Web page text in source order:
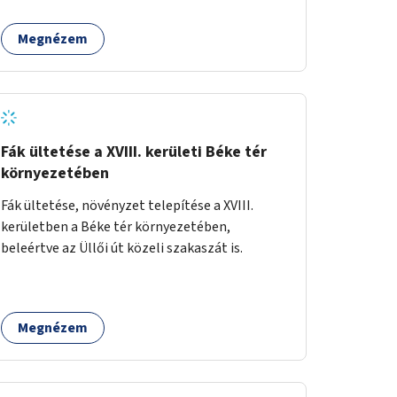
Megnézem
Fák ültetése a XVIII. kerületi Béke tér
környezetében
Fák ültetése, növényzet telepítése a XVIII.
kerületben a Béke tér környezetében,
beleértve az Üllői út közeli szakaszát is.
Megnézem